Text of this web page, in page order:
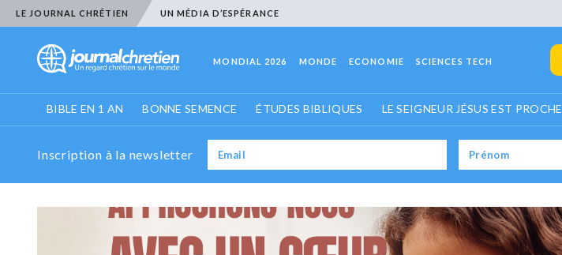
LE JOURNAL CHRÉTIEN UN MÉDIA D’ESPÉRANCE
MONDIAL 2026 MONDE ECONOMIE SCIENCES TECH
BIBLE EN 1 AN BONNE SEMENCE ÉTUDES BIBLIQUES LE SEIGNEUR JÉSUS EST PROCHE
Inscription à la newsletter